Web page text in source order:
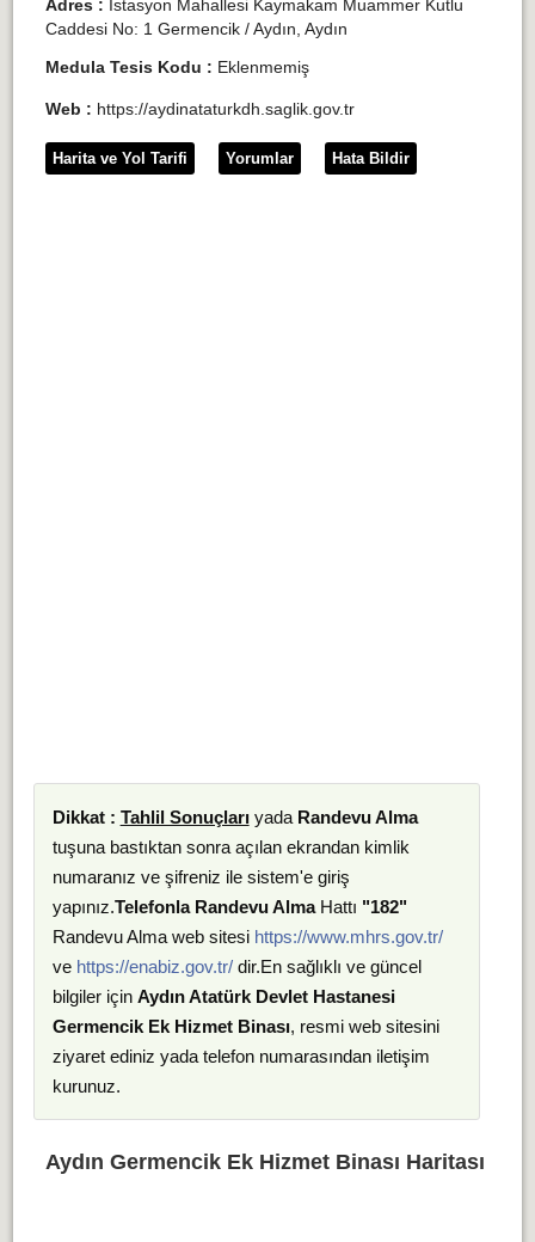
Adres : İstasyon Mahallesi Kaymakam Muammer Kutlu
Caddesi No: 1 Germencik / Aydın, Aydın
Medula Tesis Kodu : Eklenmemiş
Web : https://aydinataturkdh.saglik.gov.tr
Harita ve Yol Tarifi Yorumlar Hata Bildir
Dikkat : Tahlil Sonuçlarıyada Randevu Alma
tuşuna bastıktan sonra açılan ekrandan kimlik
numaranız ve şifreniz ile sistem'e giriş
yapınız.Telefonla Randevu AlmaHattı "182"
Randevu Alma web sitesi https://www.mhrs.gov.tr/
ve https://enabiz.gov.tr/dir.En sağlıklı ve güncel
bilgiler için Aydın Atatürk Devlet Hastanesi
Germencik Ek Hizmet Binası, resmi web sitesini
ziyaret ediniz yada telefon numarasından iletişim
kurunuz.
Aydın Germencik Ek Hizmet Binası Haritası